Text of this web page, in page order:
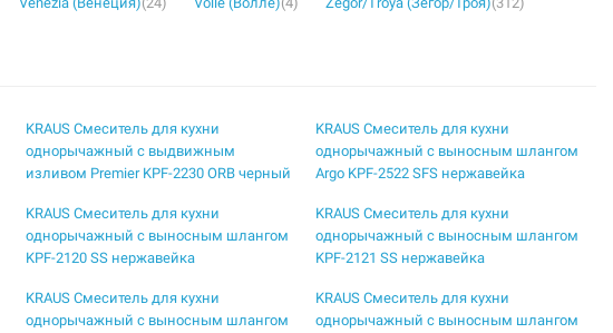
KRAUS Смеситель для кухни
однорычажный с выдвижным
изливом Premier KPF-2230 ORB черный
KRAUS Смеситель для кухни
однорычажный с выносным шлангом
Argo KPF-2522 SFS нержавейка
KRAUS Смеситель для кухни
однорычажный с выносным шлангом
KPF-2120 SS нержавейка
KRAUS Смеситель для кухни
однорычажный с выносным шлангом
KPF-2121 SS нержавейка
KRAUS Смеситель для кухни
однорычажный с выносным шлангом
KRAUS Смеситель для кухни
однорычажный с выносным шлангом